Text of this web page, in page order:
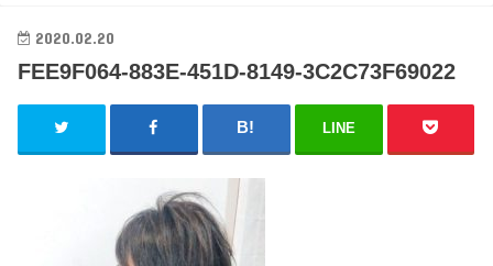
2020.02.20
FEE9F064-883E-451D-8149-3C2C73F69022
LINE